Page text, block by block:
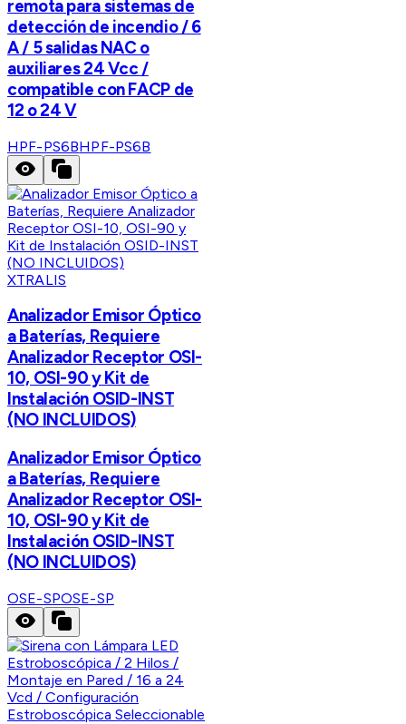
remota para sistemas de
detección de incendio / 6
A / 5 salidas NAC o
auxiliares 24 Vcc /
compatible con FACP de
12 o 24 V
HPF-PS6BHPF-PS6B
XTRALIS
Analizador Emisor Óptico
a Baterías, Requiere
Analizador Receptor OSI-
10, OSI-90 y Kit de
Instalación OSID-INST
(NO INCLUIDOS)
Analizador Emisor Óptico
a Baterías, Requiere
Analizador Receptor OSI-
10, OSI-90 y Kit de
Instalación OSID-INST
(NO INCLUIDOS)
OSE-SPOSE-SP